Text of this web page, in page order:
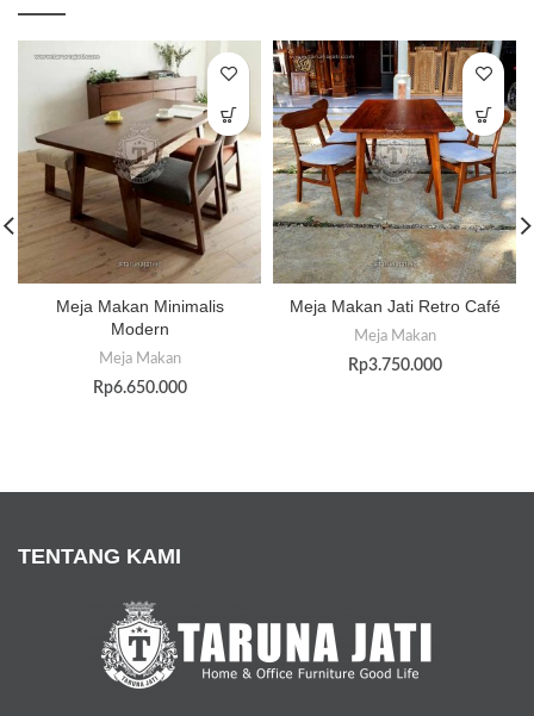
Meja Makan Minimalis
Modern
Meja Makan
Rp6.650.000
Meja Makan Jati Retro Café
Meja Makan
Rp3.750.000
TENTANG KAMI